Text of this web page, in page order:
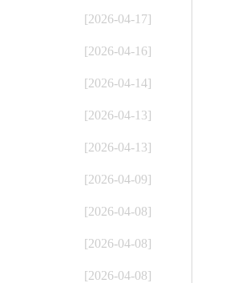
[2026-04-17]
[2026-04-16]
[2026-04-14]
[2026-04-13]
[2026-04-13]
[2026-04-09]
[2026-04-08]
[2026-04-08]
[2026-04-08]